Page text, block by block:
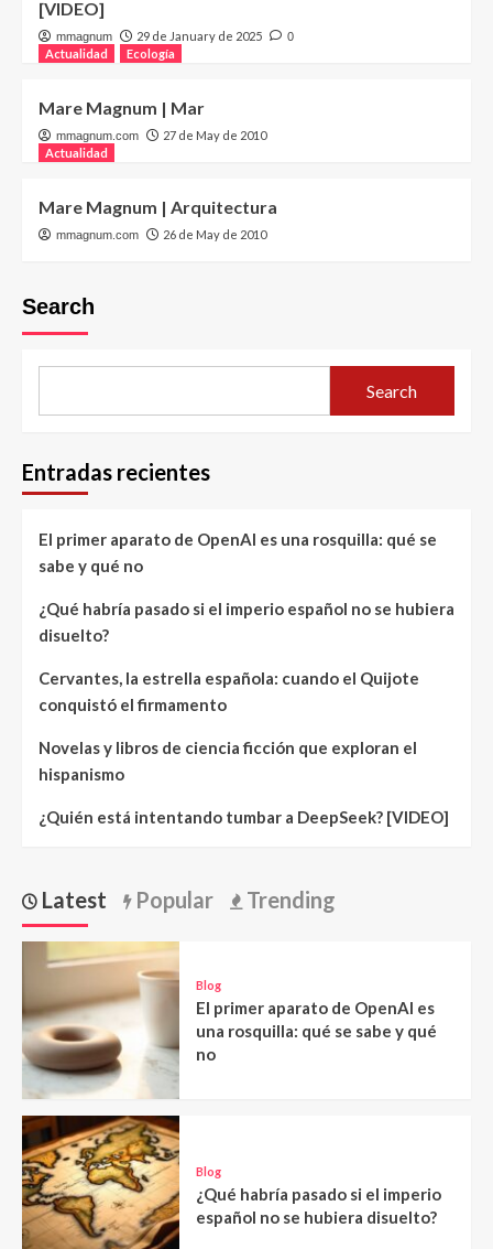
[VIDEO]
mmagnum 29 de January de 2025 0
Actualidad Ecología
Mare Magnum | Mar
mmagnum.com
27 de May de 2010
Actualidad
Mare Magnum | Arquitectura
mmagnum.com 26 de May de 2010
Search
Search
Entradas recientes
El primer aparato de OpenAI es una rosquilla: qué se
sabe y qué no
¿Qué habría pasado si el imperio español no se hubiera
disuelto?
Cervantes, la estrella española: cuando el Quijote
conquistó el firmamento
Novelas y libros de ciencia ficción que exploran el
hispanismo
¿Quién está intentando tumbar a DeepSeek? [VIDEO]
Latest Popular Trending
Blog
El primer aparato de OpenAI es
una rosquilla: qué se sabe y qué
no
Blog
¿Qué habría pasado si el imperio
español no se hubiera disuelto?